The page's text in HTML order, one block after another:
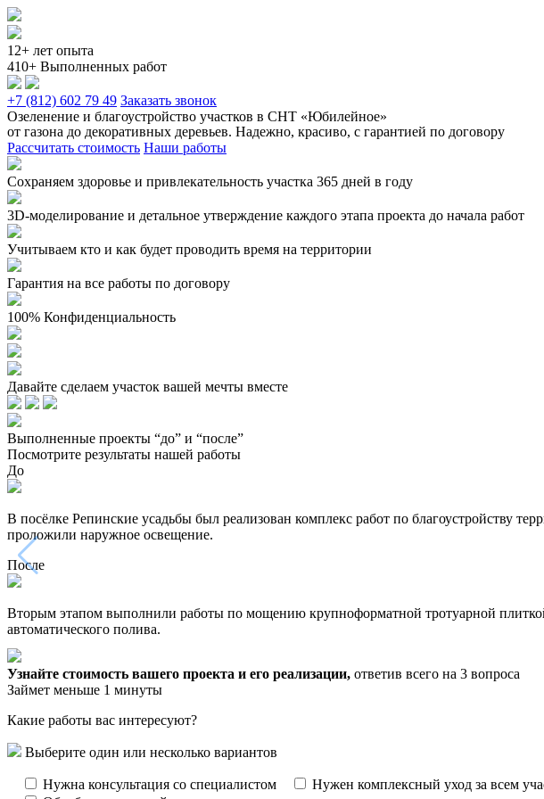
12+ лет опыта
410+ Выполненных работ
+7 (812) 602 79 49 Заказать звонок
Озеленение и благоустройство участков в СНТ «Юбилейное»
от газона до декоративных деревьев. Надежно, красиво, с гарантией по договору
Рассчитать стоимость Наши работы
Сохраняем здоровье и привлекательность участка 365 дней в году
3D-моделирование и детальное утверждение каждого этапа проекта до начала работ
Учитываем кто и как будет проводить время на территории
Гарантия на все работы по договору
100% Конфиденциальность
Давайте сделаем участок вашей мечты вместе
Выполненные проекты “до” и “после”
Посмотрите результаты нашей работы
До
В посёлке Репинские усадьбы был реализован комплекс работ по благоустройству
проложили наружное освещение.
После
Вторым этапом выполнили работы по мощению крупноформатной тротуарной
автоматического полива.
Узнайте стоимость вашего проекта и его реализации, ответив всего на 3 вопроса
Займет меньше 1 минуты
Какие работы вас интересуют?
Выберите один или несколько вариантов
Нужна консультация со специалистом Нужен комплексный уход за всем